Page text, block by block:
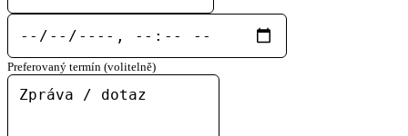
Preferovaný termín (volitelně)